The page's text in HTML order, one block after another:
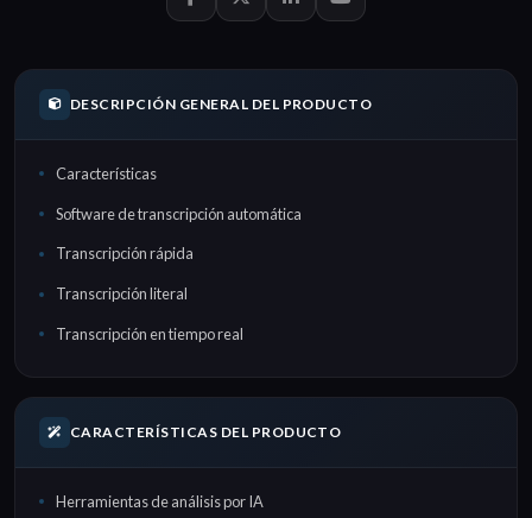
DESCRIPCIÓN GENERAL DEL PRODUCTO
Características
Software de transcripción automática
Transcripción rápida
Transcripción literal
Transcripción en tiempo real
CARACTERÍSTICAS DEL PRODUCTO
Herramientas de análisis por IA